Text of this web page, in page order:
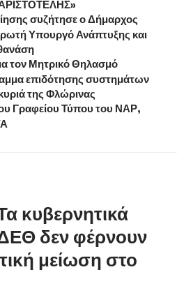
συζήτησε ο Δήμαρχος
Υπουργό Ανάπτυξης και
τον Μητρικό Θηλασμό
επιδότησης συστημάτων
της Φλώρινας
Γραφείου Τύπου του ΝΑΡ,
κυβερνητικά
ΔΕΘ δεν φέρνουν
μείωση στο